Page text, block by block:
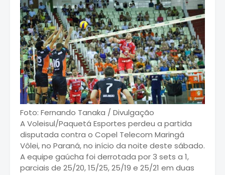
Foto: Fernando Tanaka / Divulgação
A Voleisul/Paquetá Esportes perdeu a partida
disputada contra o Copel Telecom Maringá
Vôlei, no Paraná, no início da noite deste sábado.
A equipe gaúcha foi derrotada por 3 sets a 1,
parciais de 25/20, 15/25, 25/19 e 25/21 em duas